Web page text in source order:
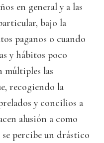
en general y a las
bajo la
paganos o cuando
y hábitos poco
múltiples las
recogiendo la
y concilios a
alusión a como
percibe un drástico